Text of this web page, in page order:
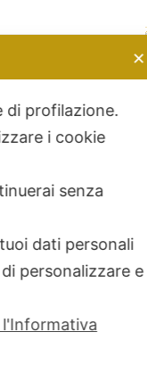
✕
di profilazione.
i cookie
senza
dati personali
personalizzare e
l'Informativa